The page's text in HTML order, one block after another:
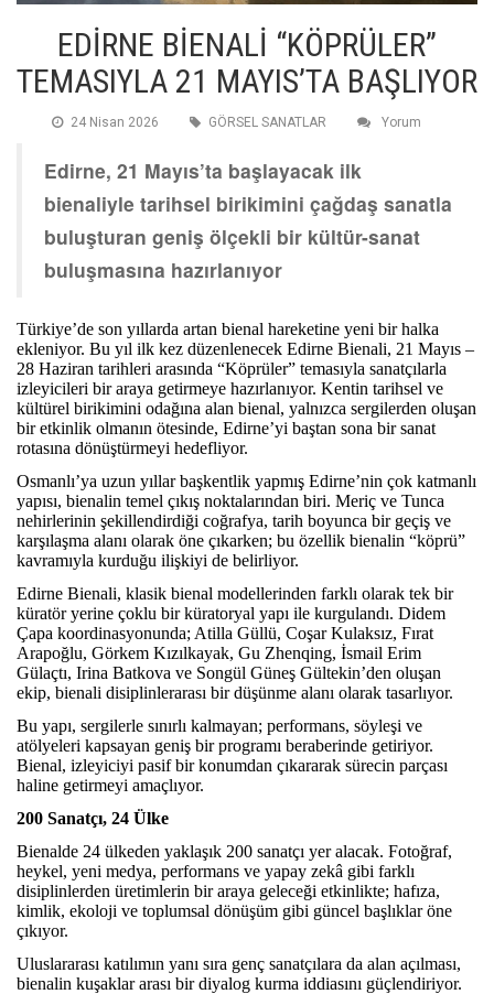
EDİRNE BİENALİ “KÖPRÜLER”
TEMASIYLA 21 MAYIS’TA BAŞLIYOR
24 Nisan 2026 GÖRSEL SANATLAR Yorum
Edirne, 21 Mayıs’ta başlayacak ilk
bienaliyle tarihsel birikimini çağdaş sanatla
buluşturan geniş ölçekli bir kültür-sanat
buluşmasına hazırlanıyor
Türkiye’de son yıllarda artan bienal hareketine yeni bir halka
ekleniyor. Bu yıl ilk kez düzenlenecek Edirne Bienali, 21 Mayıs –
28 Haziran tarihleri arasında “Köprüler” temasıyla sanatçılarla
izleyicileri bir araya getirmeye hazırlanıyor. Kentin tarihsel ve
kültürel birikimini odağına alan bienal, yalnızca sergilerden oluşan
bir etkinlik olmanın ötesinde, Edirne’yi baştan sona bir sanat
rotasına dönüştürmeyi hedefliyor.
Osmanlı’ya uzun yıllar başkentlik yapmış Edirne’nin çok katmanlı
yapısı, bienalin temel çıkış noktalarından biri. Meriç ve Tunca
nehirlerinin şekillendirdiği coğrafya, tarih boyunca bir geçiş ve
karşılaşma alanı olarak öne çıkarken; bu özellik bienalin “köprü”
kavramıyla kurduğu ilişkiyi de belirliyor.
Edirne Bienali, klasik bienal modellerinden farklı olarak tek bir
küratör yerine çoklu bir küratoryal yapı ile kurgulandı. Didem
Çapa koordinasyonunda; Atilla Güllü, Coşar Kulaksız, Fırat
Arapoğlu, Görkem Kızılkayak, Gu Zhenqing, İsmail Erim
Gülaçtı, Irina Batkova ve Songül Güneş Gültekin’den oluşan
ekip, bienali disiplinlerarası bir düşünme alanı olarak tasarlıyor.
Bu yapı, sergilerle sınırlı kalmayan; performans, söyleşi ve
atölyeleri kapsayan geniş bir programı beraberinde getiriyor.
Bienal, izleyiciyi pasif bir konumdan çıkararak sürecin parçası
haline getirmeyi amaçlıyor.
200 Sanatçı, 24 Ülke
Bienalde 24 ülkeden yaklaşık 200 sanatçı yer alacak. Fotoğraf,
heykel, yeni medya, performans ve yapay zekâ gibi farklı
disiplinlerden üretimlerin bir araya geleceği etkinlikte; hafıza,
kimlik, ekoloji ve toplumsal dönüşüm gibi güncel başlıklar öne
çıkıyor.
Uluslararası katılımın yanı sıra genç sanatçılara da alan açılması,
bienalin kuşaklar arası bir diyalog kurma iddiasını güçlendiriyor.